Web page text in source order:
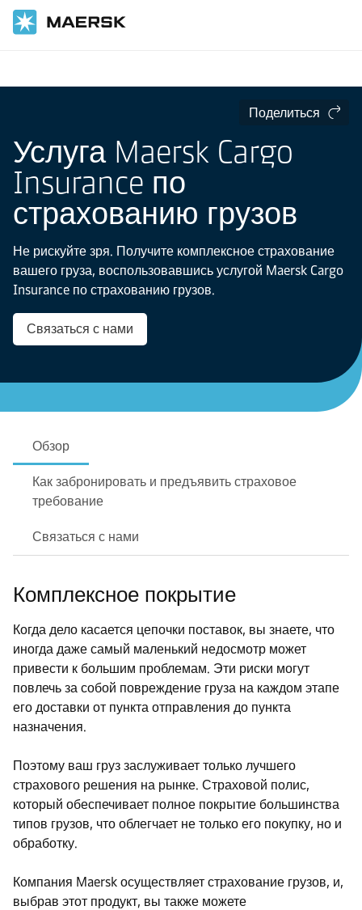
Поделиться
Услуга Maersk Cargo
Insurance по
страхованию грузов
Не рискуйте зря. Получите комплексное страхование
вашего груза, воспользовавшись услугой Maersk Cargo
Insurance по страхованию грузов.
Связаться с нами
Обзор
Как забронировать и предъявить страховое
требование
Связаться с нами
Комплексное покрытие
Когда дело касается цепочки поставок, вы знаете, что
иногда даже самый маленький недосмотр может
привести к большим проблемам. Эти риски могут
повлечь за собой повреждение груза на каждом этапе
его доставки от пункта отправления до пункта
назначения.
Поэтому ваш груз заслуживает только лучшего
страхового решения на рынке. Страховой полис,
который обеспечивает полное покрытие большинства
типов грузов, что облегчает не только его покупку, но и
обработку.
Компания Maersk осуществляет страхование грузов, и,
выбрав этот продукт, вы также можете